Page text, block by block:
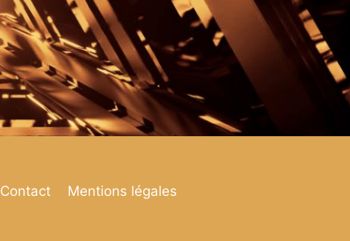
Contact Mentions légales